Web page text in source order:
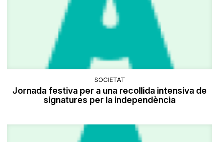
SOCIETAT
Jornada festiva per a una recollida intensiva de
signatures per la independència